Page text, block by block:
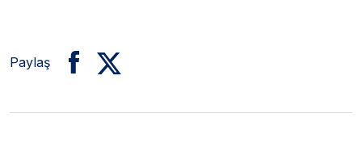
Paylaş